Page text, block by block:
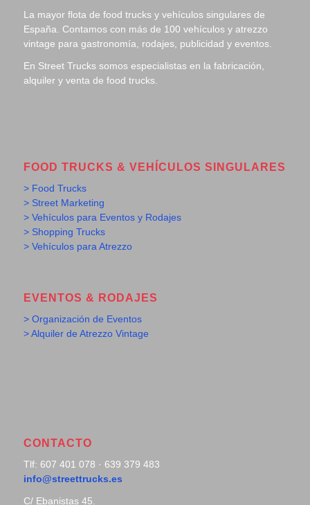
La mayor flota de food trucks y vehículos singulares de
España. Contamos con más de 100 vehículos y atrezzo
vintage para gastronomía, rodajes, publicidad y eventos.
En Street Trucks somos especialistas en la fabricación,
alquiler y venta de food trucks.
FOOD TRUCKS & VEHÍCULOS SINGULARES
> Food Trucks
> Street Marketing
> Vehículos para Eventos y Rodajes
> Shopping Trucks
> Vehículos para Atrezzo
EVENTOS & RODAJES
> Organización de Eventos
> Alquiler de Atrezzo Vintage
CONTACTO
Tlf: 607 401 078 · 639 379 483
info@streettrucks.es
C/ Ebanistas 45.